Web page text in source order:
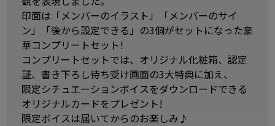
印面は「メンバーのイラスト」「メンバーのサイ
ン」「後から設定できる」の3個がセットになった豪
華コンプリートセット!
コンプリートセットでは、オリジナル化粧箱、認定
証、書き下ろし待ち受け画面の3大特典に加え、
限定シチュエーションボイスをダウンロードできる
オリジナルカードをプレゼント!
限定ボイスは届いてからのお楽しみ♪